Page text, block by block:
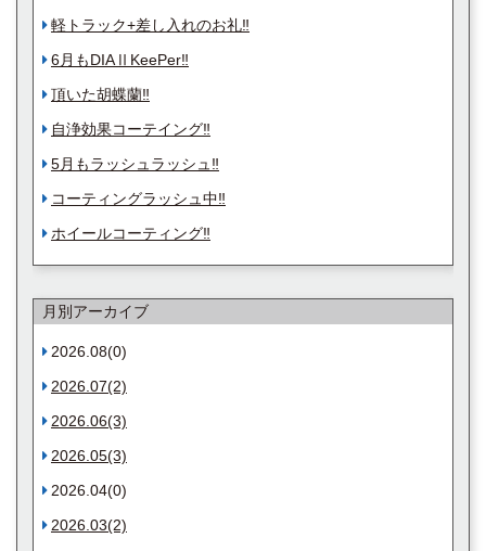
軽トラック+差し入れのお礼‼️
6月もDIAⅡKeePer‼️
頂いた胡蝶蘭‼️
自浄効果コーテイング‼️
5月もラッシュラッシュ‼️
コーティングラッシュ中‼️
ホイールコーティング‼️
月別アーカイブ
2026.08(0)
2026.07(2)
2026.06(3)
2026.05(3)
2026.04(0)
2026.03(2)